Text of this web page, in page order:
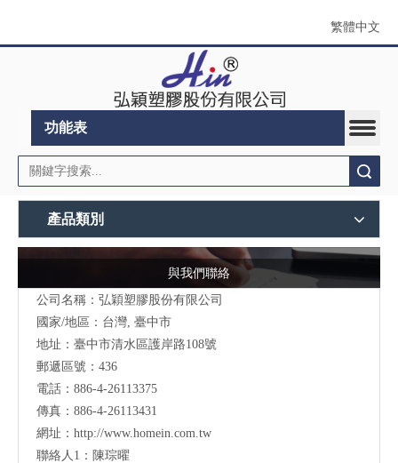
繁體中文
功能表
產品類別
與我們聯絡
公司名稱：弘穎塑膠股份有限公司
國家/地區：台灣, 臺中市
地址：臺中市清水區護岸路108號
郵遞區號：436
電話：886-4-26113375
傳真：886-4-26113431
網址： http://www.homein.com.tw
聯絡人1：陳琮曜